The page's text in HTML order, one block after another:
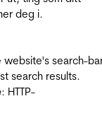
deg i.
website's search-
search results.
: HTTP-